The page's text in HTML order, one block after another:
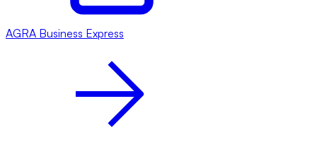
AGRA Business Express